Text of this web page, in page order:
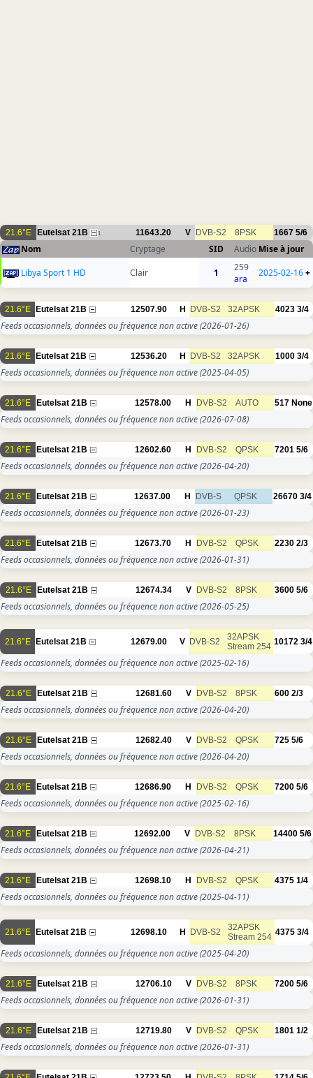
21.6°E Eutelsat 21B 1 11643.20 V DVB-S2 8PSK 1667 5/6
Nom Cryptage SID Audio Mise à jour
Libya Sport 1 HD
Clair 1
259
ara
2025-02-16+
21.6°E Eutelsat 21B 12507.90 H DVB-S2 32APSK 4023 3/4
Feeds occasionnels, données ou fréquence non active(2026-01-26)
21.6°E Eutelsat 21B 12536.20 H DVB-S2 32APSK 1000 3/4
Feeds occasionnels, données ou fréquence non active(2025-04-05)
21.6°E Eutelsat 21B 12578.00 H DVB-S2 AUTO 517 None
Feeds occasionnels, données ou fréquence non active(2026-07-08)
21.6°E Eutelsat 21B 12602.60 H DVB-S2 QPSK 7201 5/6
Feeds occasionnels, données ou fréquence non active(2026-04-20)
21.6°E Eutelsat 21B 12637.00 H DVB-S QPSK 26670 3/4
Feeds occasionnels, données ou fréquence non active(2026-01-23)
21.6°E Eutelsat 21B 12673.70 H DVB-S2 QPSK 2230 2/3
Feeds occasionnels, données ou fréquence non active(2026-01-31)
21.6°E Eutelsat 21B 12674.34 V DVB-S2 8PSK 3600 5/6
Feeds occasionnels, données ou fréquence non active(2026-05-25)
21.6°E Eutelsat 21B 12679.00 V DVB-S2
32APSK
Stream 254 10172 3/4
Feeds occasionnels, données ou fréquence non active(2025-02-16)
21.6°E Eutelsat 21B 12681.60 V DVB-S2 8PSK 600 2/3
Feeds occasionnels, données ou fréquence non active(2026-04-20)
21.6°E Eutelsat 21B 12682.40 V DVB-S2 QPSK 725 5/6
Feeds occasionnels, données ou fréquence non active(2026-04-20)
21.6°E Eutelsat 21B 12686.90 H DVB-S2 QPSK 7200 5/6
Feeds occasionnels, données ou fréquence non active(2025-02-16)
21.6°E Eutelsat 21B 12692.00 V DVB-S2 8PSK 14400 5/6
Feeds occasionnels, données ou fréquence non active(2026-04-21)
21.6°E Eutelsat 21B 12698.10 H DVB-S2 QPSK 4375 1/4
Feeds occasionnels, données ou fréquence non active(2025-04-11)
21.6°E Eutelsat 21B 12698.10 H DVB-S2
32APSK
Stream 254 4375 3/4
Feeds occasionnels, données ou fréquence non active(2025-04-20)
21.6°E Eutelsat 21B 12706.10 V DVB-S2 8PSK 7200 5/6
Feeds occasionnels, données ou fréquence non active(2026-01-31)
21.6°E Eutelsat 21B 12719.80 V DVB-S2 QPSK 1801 1/2
Feeds occasionnels, données ou fréquence non active(2026-01-31)